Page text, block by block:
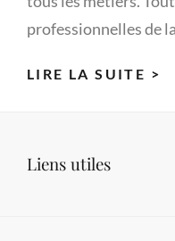
professionnelles de
LIRE LA SUITE >
Liens utiles